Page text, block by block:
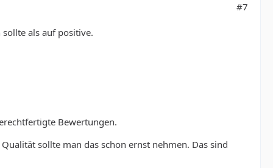
#7
als auf positive.
Bewertungen.
sollte man das schon ernst nehmen. Das sind